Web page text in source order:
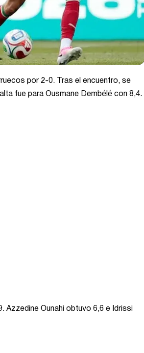
por 2-0. Tras el encuentro, se
fue para Ousmane Dembélé con 8,4.
Ounahi obtuvo 6,6 e Idrissi